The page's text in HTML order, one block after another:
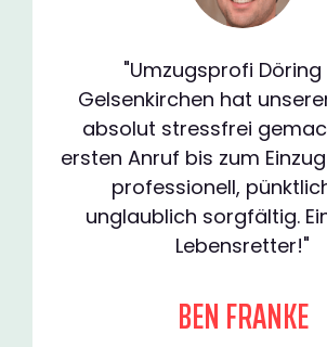
"Umzugsprofi Döring
Gelsenkirchen hat
absolut stressfrei
ersten Anruf bis zum
professionell,
unglaublich sorgfältig.
Lebensretter!"
BEN FRANKE